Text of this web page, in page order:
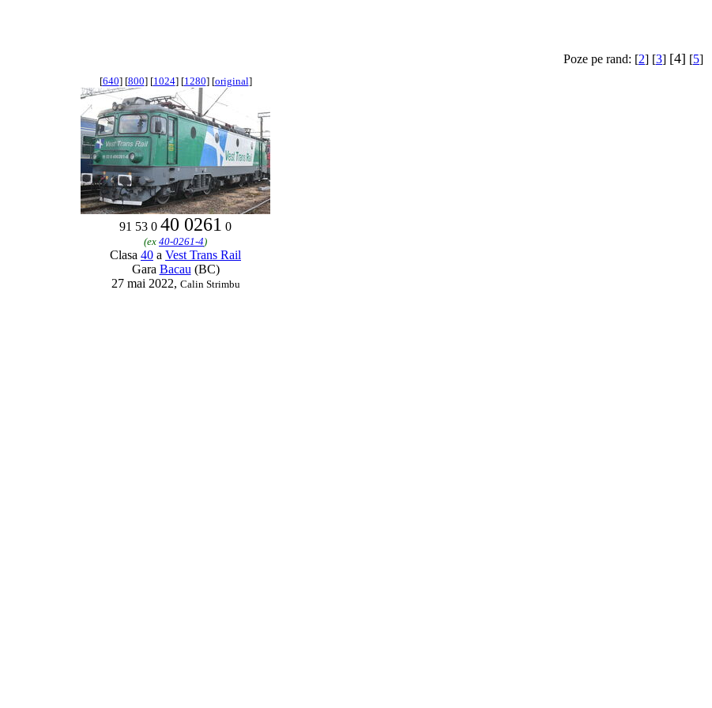
Poze pe rand: [2] [3] [4] [5]
[640] [800] [1024] [1280] [original]
91 53 0 40 0261 0
(ex 40-0261-4)
Clasa 40 a Vest Trans Rail
Gara Bacau (BC)
27 mai 2022, Calin Strimbu